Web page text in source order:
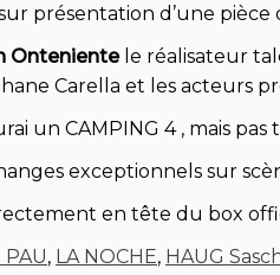
présentation d’une
Onteniente le réalisateur
Carella et les acteurs
un CAMPING 4 , mais
exceptionnels sur
en tête du box
PAU, LA NOCHE, HAUG